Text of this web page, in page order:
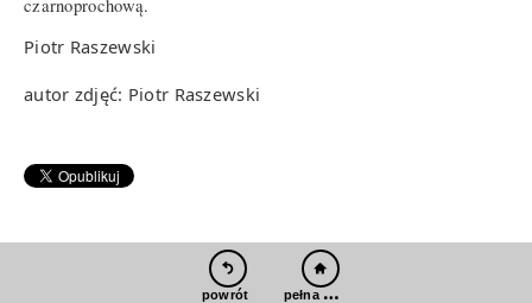
czarnoprochową.
Piotr Raszewski
autor zdjęć: Piotr Raszewski
powrót pełna wersja